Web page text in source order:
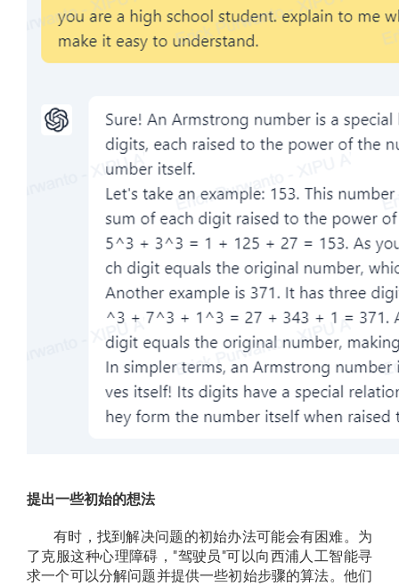
提出一些初始的想法
有时，找到解决问题的初始办法可能会有困难。为
了克服这种心理障碍，"驾驶员"可以向西浦人工智能寻
求一个可以分解问题并提供一些初始步骤的算法。他们